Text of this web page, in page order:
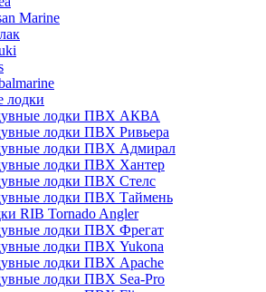
Marine
лодки
лодки ПВХ АКВА
лодки ПВХ Ривьера
лодки ПВХ Адмирал
лодки ПВХ Хантер
лодки ПВХ Стелс
лодки ПВХ Таймень
RIB Tornado Angler
лодки ПВХ Фрегат
лодки ПВХ Yukona
лодки ПВХ Apache
лодки ПВХ Sea-Pro